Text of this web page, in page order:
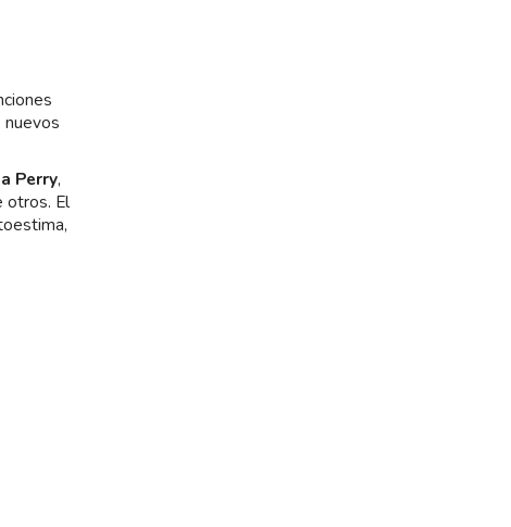
Perry,
otros. El